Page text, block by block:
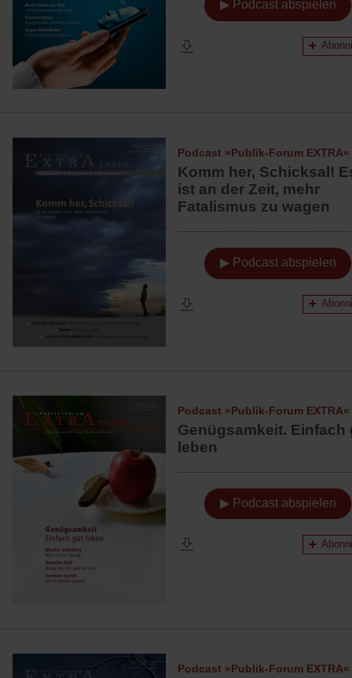
▶ Podcast abspielen
Podcast »Publik-Forum EXTRA«
Komm her, Schicksal!
ist an der Zeit, mehr
Fatalismus zu wagen
▶ Podcast abspielen
Podcast »Publik-Forum EXTRA«
Genügsamkeit. Einfach
leben
▶ Podcast abspielen
Podcast »Publik-Forum EXTRA«